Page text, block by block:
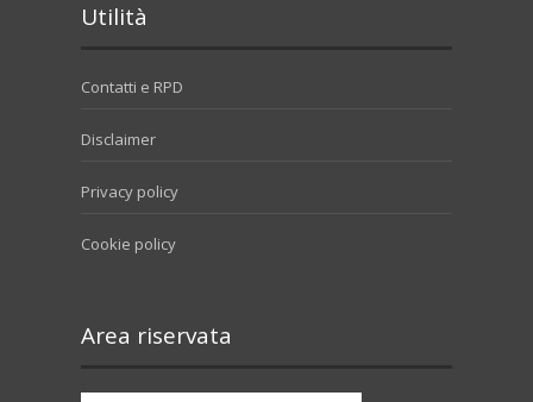
Utilità
Contatti e RPD
Disclaimer
Privacy policy
Cookie policy
Area riservata